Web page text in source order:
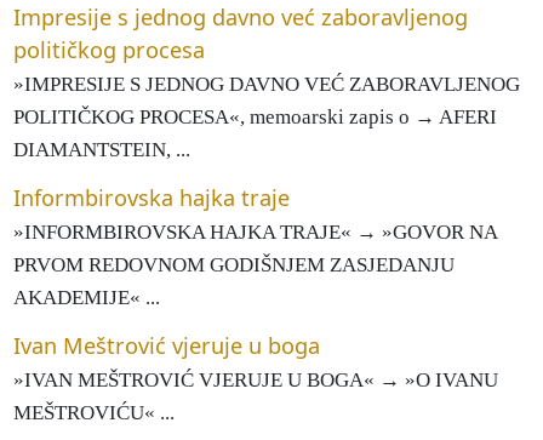
Impresije s jednog davno već zaboravljenog
političkog procesa
»IMPRESIJE S JEDNOG DAVNO VEĆ ZABORAVLJENOG
POLITIČKOG PROCESA«, memoarski zapis o → AFERI
DIAMANTSTEIN, ...
Informbirovska hajka traje
»INFORMBIROVSKA HAJKA TRAJE« → »GOVOR NA
PRVOM REDOVNOM GODIŠNJEM ZASJEDANJU
AKADEMIJE« ...
Ivan Meštrović vjeruje u boga
»IVAN MEŠTROVIĆ VJERUJE U BOGA« → »O IVANU
MEŠTROVIĆU« ...